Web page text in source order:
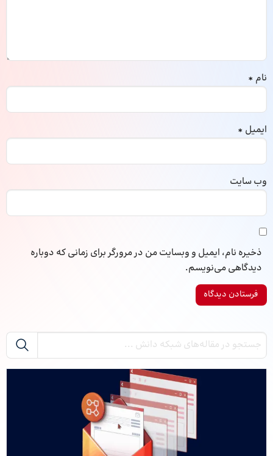
نام *
ایمیل *
وب‌ سایت
ذخیره نام، ایمیل و وبسایت من در مرورگر برای زمانی که دوباره
دیدگاهی می‌نویسم.